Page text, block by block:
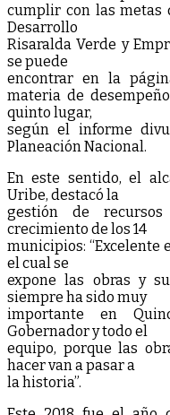
cumplir con las metas
Desarrollo
Risaralda Verde y
se puede
encontrar en la
materia de
quinto lugar,
según el informe
Planeación Nacional.
En este sentido, el
Uribe, destacó la
gestión de
crecimiento de los 14
municipios: “Excelente
el cual se
expone las obras y
siempre ha sido muy
importante en
Gobernador y todo el
equipo, porque las
hacer van a pasar a
la historia”.